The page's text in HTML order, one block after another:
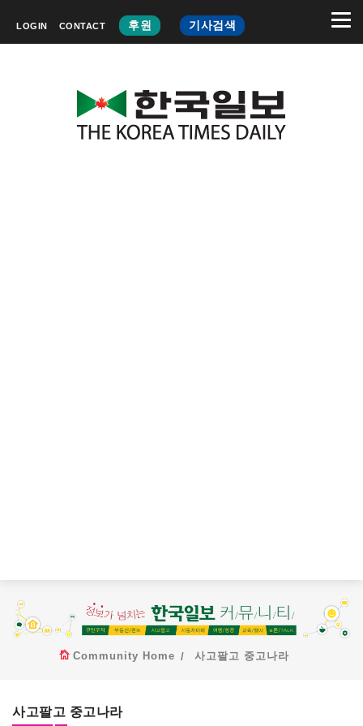
LOGIN CONTACT 후원 기사검색
Community Home 사고팔고 중고나라
사고팔고 중고나라